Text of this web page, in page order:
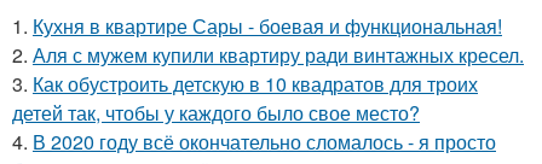
1. Кухня в квартире Сары - боевая и функциональная!
2. Аля с мужем купили квартиру ради винтажных кресел.
3. Как обустроить детскую в 10 квадратов для троих
детей так, чтобы у каждого было свое место?
4. В 2020 году всё окончательно сломалось - я просто